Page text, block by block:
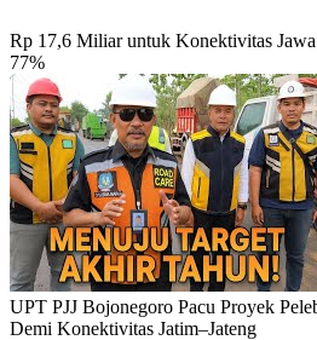
Rp 17,6 Miliar untuk Konektivitas
77%
UPT PJJ Bojonegoro Pacu Proyek
Demi Konektivitas Jatim–Jateng